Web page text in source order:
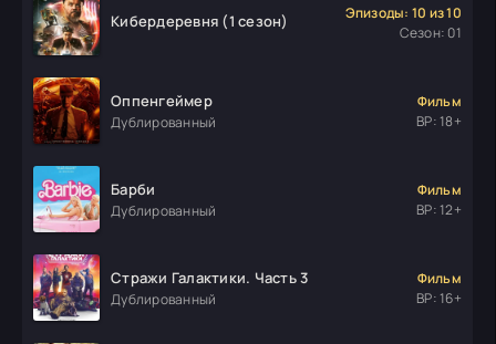
Кибердеревня (1 сезон)
Эпизоды: 10 из 10
Сезон: 01
Оппенгеймер
Дублированный
Фильм
ВР: 18+
Барби
Дублированный
Фильм
ВР: 12+
Стражи Галактики. Часть 3
Дублированный
Фильм
ВР: 16+